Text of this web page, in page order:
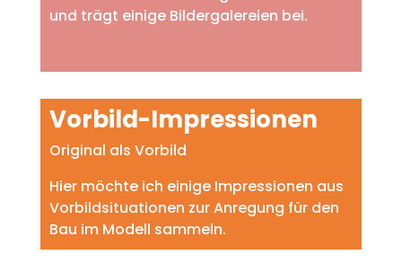
und trägt einige Bildergalereien bei.
Vorbild-Impressionen
Original als Vorbild
Hier möchte ich einige Impressionen aus
Vorbildsituationen zur Anregung für den
Bau im Modell sammeln.